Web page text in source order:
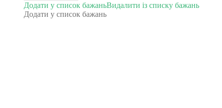
Додати у список бажаньВидалити із списку бажань
Додати у список бажань